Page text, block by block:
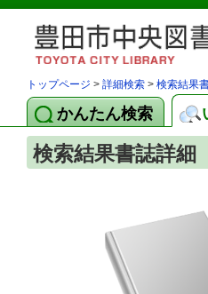
トップページ > 詳細検索 > 検索結果
かんたん検索
検索結果書誌詳細